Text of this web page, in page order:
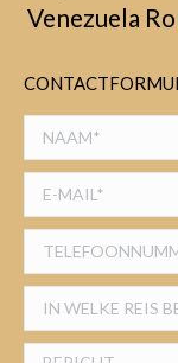
Venezuela